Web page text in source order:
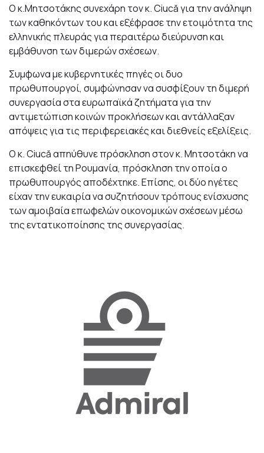
Ο κ.Μητσοτάκης συνεχάρη τον κ. Ciucă για την ανάληψη
των καθηκόντων του και εξέφρασε την ετοιμότητα της
ελληνικής πλευράς για περαιτέρω διεύρυνση και
εμβάθυνση των διμερών σχέσεων.
Συμφωνα με κυβερνητικές πηγές οι δυο
πρωθυπουργοί, συμφώνησαν να συσφίξουν τη διμερή
συνεργασία στα ευρωπαϊκά ζητήματα για την
αντιμετώπιση κοινών προκλήσεων και αντάλλαξαν
απόψεις για τις περιφερειακές και διεθνείς εξελίξεις.
Ο κ. Ciucă απηύθυνε πρόσκληση στον κ. Μητσοτάκη να
επισκεφθεί τη Ρουμανία, πρόσκληση την οποία ο
πρωθυπουργός αποδέχτηκε. Επίσης, οι δύο ηγέτες
είχαν την ευκαιρία να συζητήσουν τρόπους ενίσχυσης
των αμοιβαία επωφελών οικονομικών σχέσεων μέσω
της εντατικοποίησης της συνεργασίας.